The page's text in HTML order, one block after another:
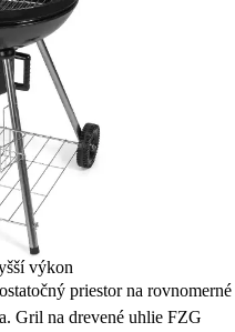
výkon
priestor na rovnomerné
Gril na drevené uhlie FZG